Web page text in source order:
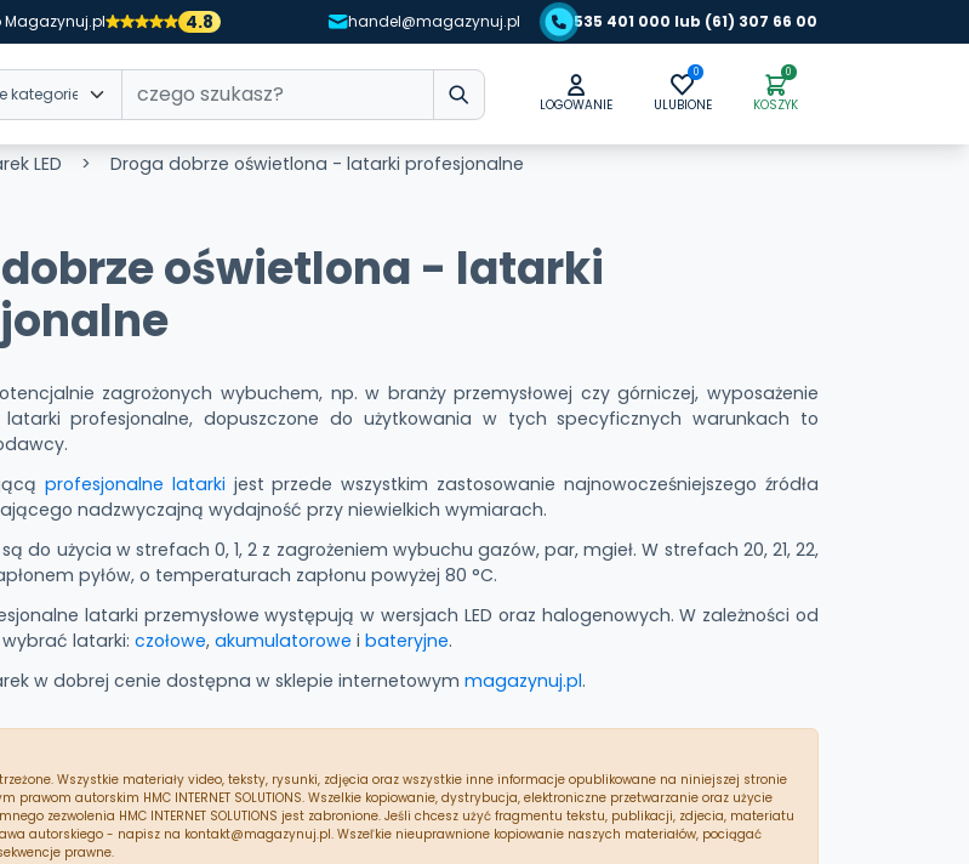
Magazynuj.pl 4.8 handel@magazynuj.pl 535 401 000 lub (61) 307 66 00
LOGOWANIE
0
ULUBIONE
0
KOSZYK
LED Droga dobrze oświetlona - latarki profesjonalne
oświetlona - latarki
zagrożonych wybuchem, np. w branży przemysłowej czy górniczej, wyposażenie
profesjonalne, dopuszczone do użytkowania w tych specyficznych warunkach to
profesjonalne latarki jest przede wszystkim zastosowanie najnowocześniejszego źródła
nadzwyczajną wydajność przy niewielkich wymiarach.
do użycia w strefach 0, 1, 2 z zagrożeniem wybuchu gazów, par, mgieł. W strefach 20, 21, 22,
pyłów, o temperaturach zapłonu powyżej 80 °C.
latarki przemysłowe występują w wersjach LED oraz halogenowych. W zależności od
latarki: czołowe, akumulatorowe i bateryjne.
w dobrej cenie dostępna w sklepie internetowym magazynuj.pl.
Wszystkie materiały video, teksty, rysunki, zdjęcia oraz wszystkie inne informacje opublikowane na niniejszej stronie
prawom autorskim HMC INTERNET SOLUTIONS. Wszelkie kopiowanie, dystrybucja, elektroniczne przetwarzanie oraz użycie
zezwolenia HMC INTERNET SOLUTIONS jest zabronione. Jeśli chcesz użyć fragmentu tekstu, publikacji, zdjecia, materiatu
autorskiego - napisz na kontakt@magazynuj.pl. Wszeľkie nieuprawnione kopiowanie naszych materiałów, pociągać
prawne.